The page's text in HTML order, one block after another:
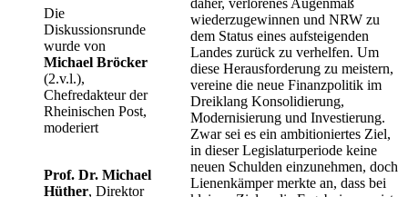
Die
Diskussionsrunde
wurde von
Michael Bröcker
(2.v.l.),
Chefredakteur der
Rheinischen Post,
moderiert
Prof. Dr. Michael
Hüther, Direktor
wiederzugewinnen und NRW zu
dem Status eines aufsteigenden
Landes zurück zu verhelfen. Um
diese Herausforderung zu meistern,
vereine die neue Finanzpolitik im
Dreiklang Konsolidierung,
Modernisierung und Investierung.
Zwar sei es ein ambitioniertes Ziel,
in dieser Legislaturperiode keine
neuen Schulden einzunehmen, doch
Lienenkämper merkte an, dass bei